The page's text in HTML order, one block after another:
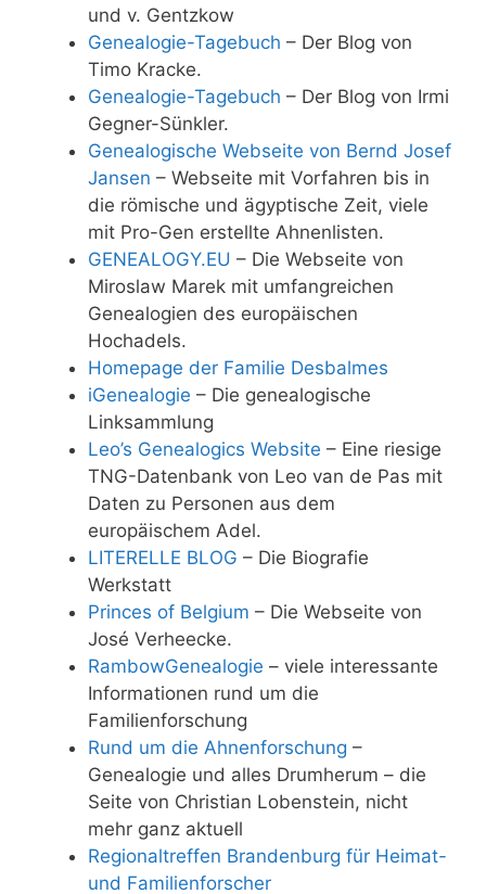
und v. Gentzkow
Genealogie-Tagebuch – Der Blog von
Timo Kracke.
Genealogie-Tagebuch – Der Blog von Irmi
Gegner-Sünkler.
Genealogische Webseite von Bernd Josef
Jansen – Webseite mit Vorfahren bis in
die römische und ägyptische Zeit, viele
mit Pro-Gen erstellte Ahnenlisten.
GENEALOGY.EU – Die Webseite von
Miroslaw Marek mit umfangreichen
Genealogien des europäischen
Hochadels.
Homepage der Familie Desbalmes
iGenealogie – Die genealogische
Linksammlung
Leo’s Genealogics Website – Eine riesige
TNG-Datenbank von Leo van de Pas mit
Daten zu Personen aus dem
europäischem Adel.
LITERELLE BLOG – Die Biografie
Werkstatt
Princes of Belgium – Die Webseite von
José Verheecke.
RambowGenealogie – viele interessante
Informationen rund um die
Familienforschung
Rund um die Ahnenforschung –
Genealogie und alles Drumherum – die
Seite von Christian Lobenstein, nicht
mehr ganz aktuell
Regionaltreffen Brandenburg für Heimat-
und Familienforscher